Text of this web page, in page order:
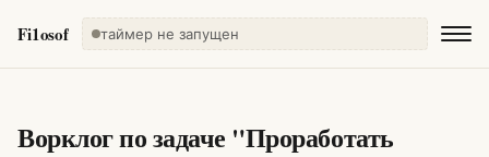
Fi1osof таймер не запущен
Ворклог по задаче "Проработать